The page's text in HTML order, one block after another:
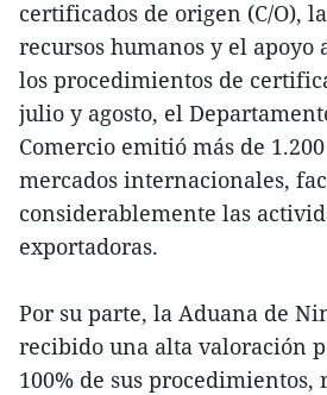
certificados de origen (C/O),
recursos humanos y el apoyo
los procedimientos de
julio y agosto, el
Comercio emitió más de
mercados internacionales,
considerablemente las
exportadoras.
Por su parte, la Aduana de
recibido una alta valoración
100% de sus procedimientos,